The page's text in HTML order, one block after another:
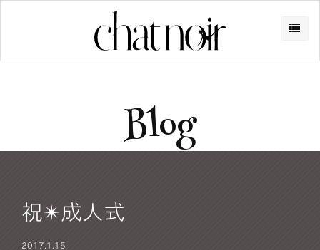
Blog
祝✴︎成人式
2017. 1.15